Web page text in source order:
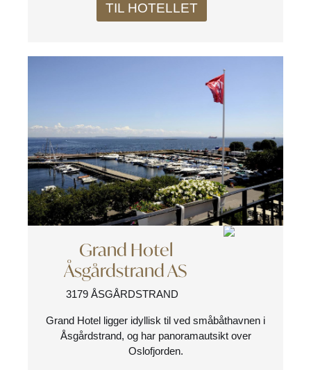
TIL HOTELLET
Grand Hotel
Åsgårdstrand AS
3179 ÅSGÅRDSTRAND
Grand Hotel ligger idyllisk til ved småbåthavnen i
Åsgårdstrand, og har panoramautsikt over
Oslofjorden.